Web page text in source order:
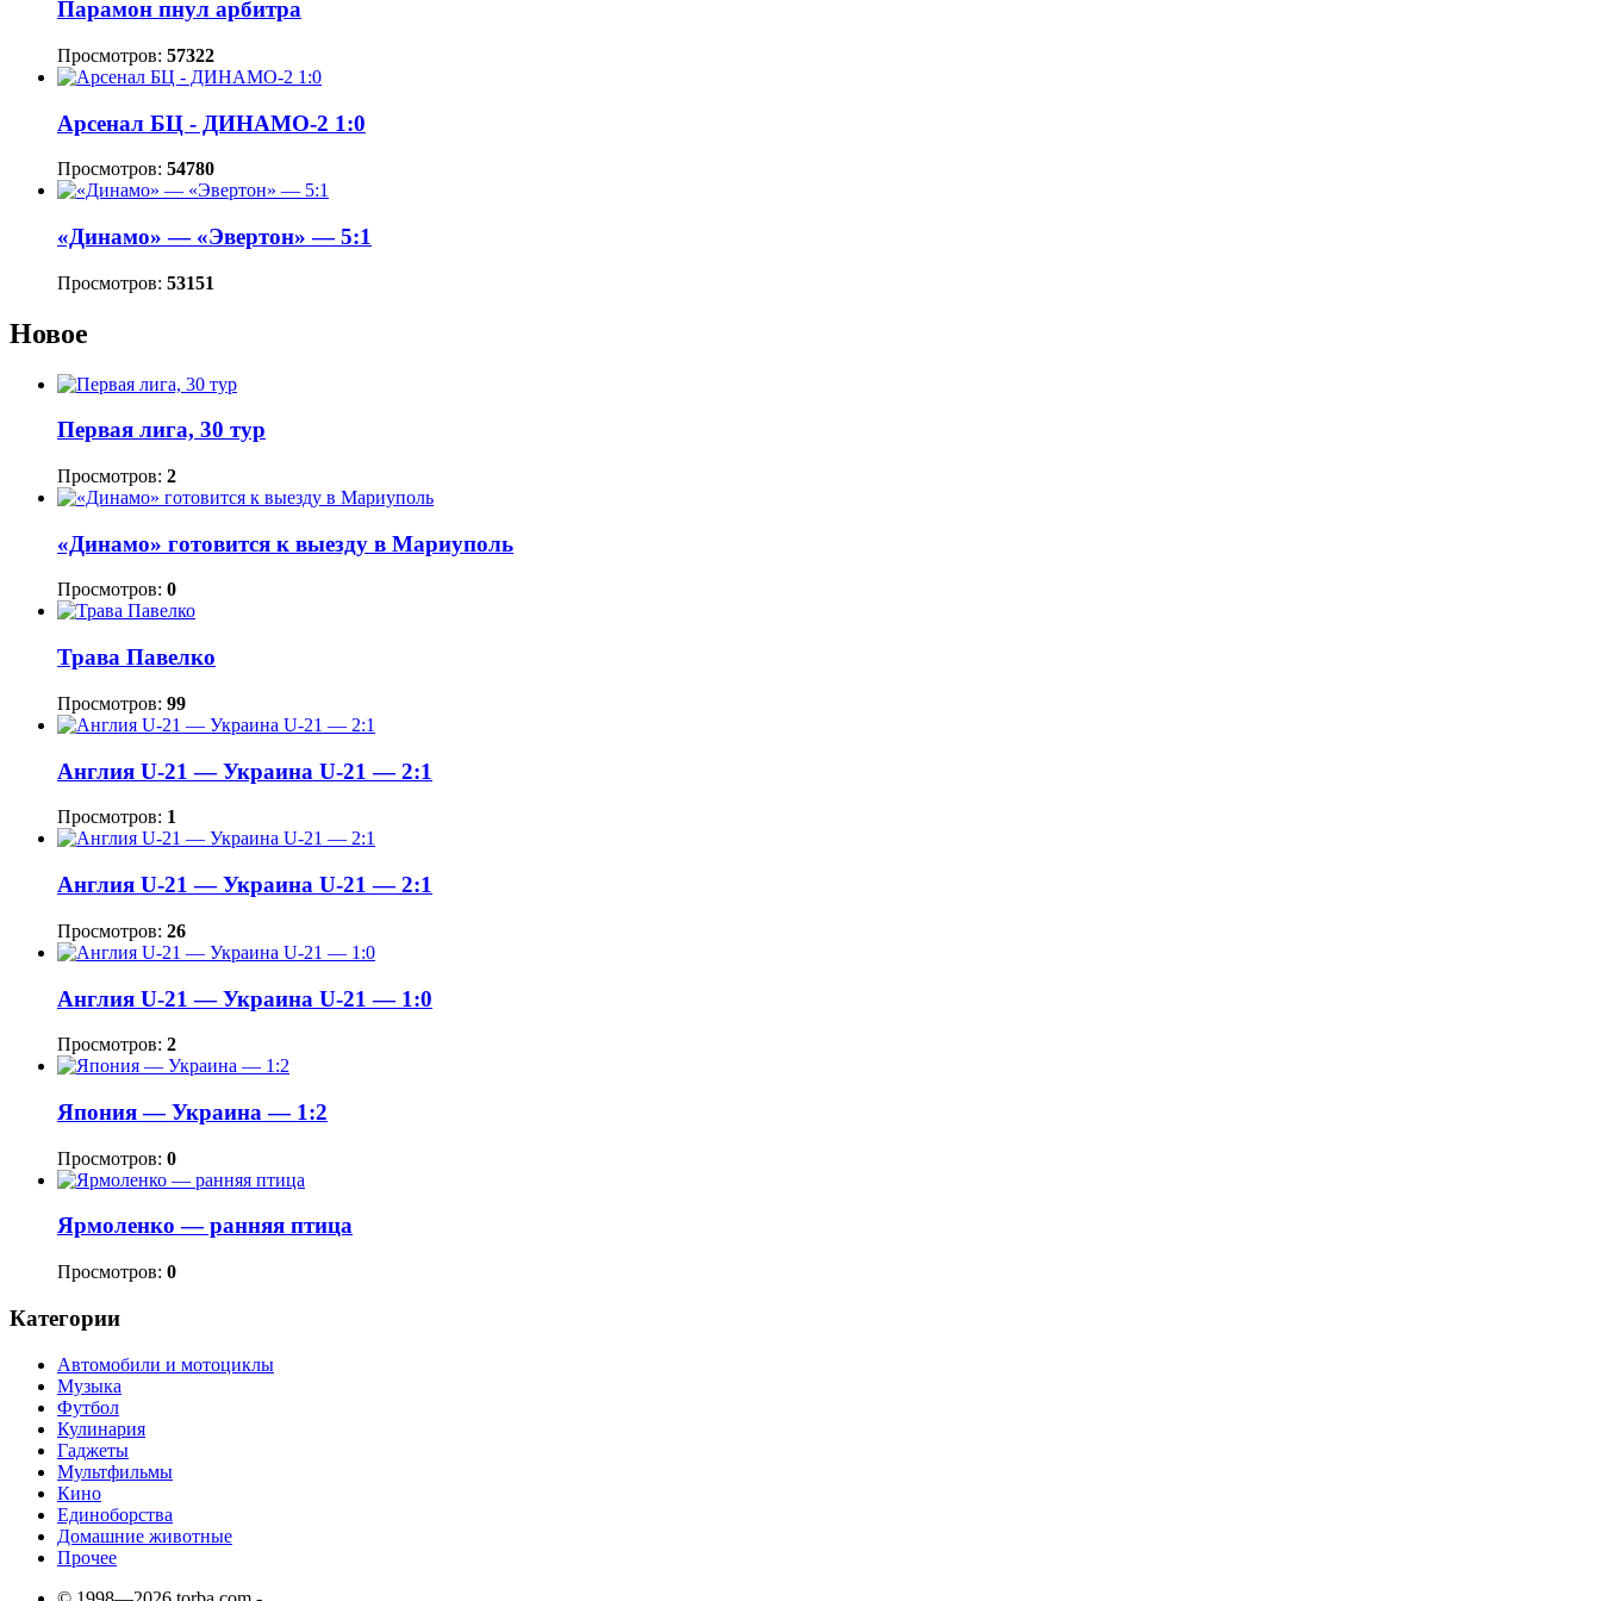
Парамон пнул арбитра
Просмотров: 57322
Арсенал БЦ - ДИНАМО-2 1:0
Просмотров: 54780
«Динамо» — «Эвертон» — 5:1
Просмотров: 53151
Новое
Первая лига, 30 тур
Просмотров: 2
«Динамо» готовится к выезду в Мариуполь
Просмотров: 0
Трава Павелко
Просмотров: 99
Англия U-21 — Украина U-21 — 2:1
Просмотров: 1
Англия U-21 — Украина U-21 — 2:1
Просмотров: 26
Англия U-21 — Украина U-21 — 1:0
Просмотров: 2
Япония — Украина — 1:2
Просмотров: 0
Ярмоленко — ранняя птица
Просмотров: 0
Категории
Автомобили и мотоциклы
Музыка
Футбол
Кулинария
Гаджеты
Мультфильмы
Кино
Единоборства
Домашние животные
Прочее